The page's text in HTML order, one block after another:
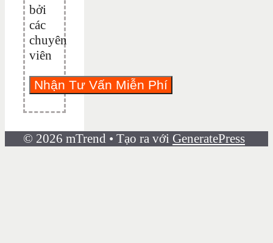
bởi
các
chuyên
viên
© 2026 mTrend • Tạo ra với GeneratePress